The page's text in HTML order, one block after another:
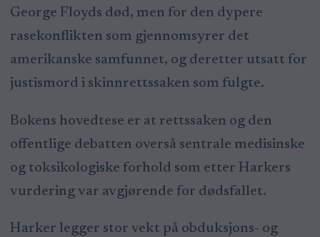
George Floyds død, men for den dypere
rasekonflikten som gjennomsyrer det
amerikanske samfunnet, og deretter utsatt for
justismord i skinnrettssaken som fulgte.
Bokens hovedtese er at rettssaken og den
offentlige debatten overså sentrale medisinske
og toksikologiske forhold som etter Harkers
vurdering var avgjørende for dødsfallet.
Harker legger stor vekt på obduksjons- og